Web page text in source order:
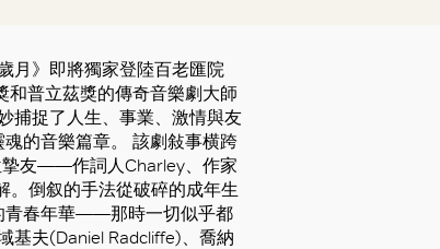
月》即將獨家登陸百老匯院
和普立茲獎的傳奇音樂劇大師
捕捉了人生、事業、激情與友
的音樂篇章。 該劇敍事横跨
摯友——作詞人Charley、作家
。倒叙的手法從破碎的成年生
青春年華——那時一切似乎都
基夫(Daniel Radcliffe)、喬納